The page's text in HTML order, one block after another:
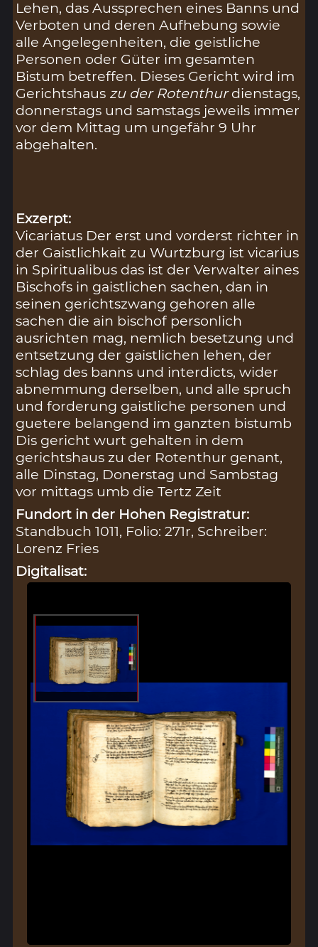
Lehen, das Aussprechen eines Banns und
Verboten und deren Aufhebung sowie
alle Angelegenheiten, die geistliche
Personen oder Güter im gesamten
Bistum betreffen. Dieses Gericht wird im
Gerichtshaus zu der Rotenthurdienstags,
donnerstags und samstags jeweils immer
vor dem Mittag um ungefähr 9 Uhr
abgehalten.
Exzerpt:
Vicariatus Der erst und vorderst richter in
der Gaistlichkait zu Wurtzburg ist vicarius
in Spiritualibus das ist der Verwalter aines
Bischofs in gaistlichen sachen, dan in
seinen gerichtszwang gehoren alle
sachen die ain bischof personlich
ausrichten mag, nemlich besetzung und
entsetzung der gaistlichen lehen, der
schlag des banns und interdicts, wider
abnemmung derselben, und alle spruch
und forderung gaistliche personen und
guetere belangend im ganzten bistumb
Dis gericht wurt gehalten in dem
gerichtshaus zu der Rotenthur genant,
alle Dinstag, Donerstag und Sambstag
vor mittags umb die Tertz Zeit
Fundort in der Hohen Registratur:
Standbuch 1011, Folio: 271r, Schreiber:
Lorenz Fries
Digitalisat: